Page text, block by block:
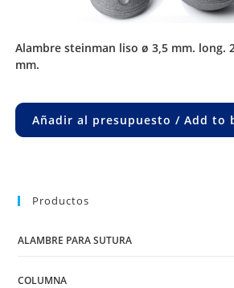
alambre steinman liso ø 3,5 mm. long. 220 mm.long: 220
mm.
Añadir al presupuesto / Add to
Productos
ALAMBRE PARA SUTURA
COLUMNA